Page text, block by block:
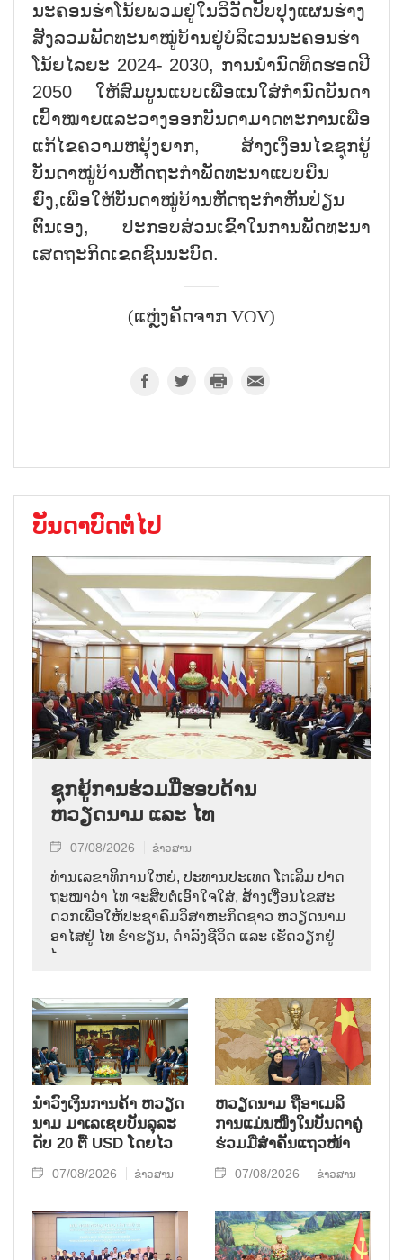
ນະຄອນຮ່າໂນ້ຍພວມຢູ່ໃນວິວັດປັບປຸງແຜນຮ່າງ
ສັງລວມພັດທະນາໝູ່ບ້ານຢູ່ບໍລິເວນນະຄອນຮ່າ
ໂນ້ຍໄລຍະ 2024- 2030, ການນຳນົດທິດຮອດປີ
2050 ໃຫ້ສົມບູນແບບເພື່ອແນໃສ່ກຳນົດບັນດາ
ເປົ້າໝາຍແລະວາງອອກບັນດາມາດຕະການເພື່ອ
ແກ້ໄຂຄວາມຫຍຸ້ງຍາກ, ສ້າງເງື່ອນໄຂຊຸກຍູ້
ບັນດາໝູ່ບ້ານຫັດຖະກຳພັດທະນາແບບຍືນ
ຍົງ,ເພື່ອໃຫ້ບັນດາໝູ່ບ້ານຫັດຖະກຳຫັນປ່ຽນ
ຕົນເອງ, ປະກອບສ່ວນເຂົ້າໃນການພັດທະນາ
ເສດຖະກິດເຂດຊົນນະບົດ.
(ແຫຼ່ງຄັດຈາກ VOV)
ບັນດາບົດຕໍ່ໄປ
ຊຸກຍູ້ການຮ່ວມມືຮອບດ້ານ
ຫວຽດນາມ ແລະ ໄທ
07/08/2026 ຂ່າວສານ
ທ່ານ​ເລ​ຂາ​ທິ​ການ​ໃຫຍ່, ປະ​ທານ​ປະ​ເທດ ໂຕ​ເລິມ ປາດ​
ຖະ​ໜາ​ວ່າ ໄທ​ ຈະ​ສືບ​ຕໍ່​ເອົາ​ໃຈ​ໃສ່, ສ້າງ​ເງື່ອນ​ໄຂ​ສະ​
ດວກ​ເພື່ອ​ໃຫ້​ປະ​ຊາ​ຄົມ​ວ​ິ​ສາ​ຫະ​ກິດ​ຊາວ ຫວຽດ​ນາມ
ອາ​ໄສ​ຢູ່ ໄທ ຮ່ຳ​ຮຽນ, ດຳ​ລົງ​ຊີ​ວິດ ແລະ ເຮັດ​ວຽກ​ຢູ່​
ໄທ.
ນຳ​ວົງ​ເງິນ​ການ​ຄ້າ ຫວຽດ​
ນາມ ມາ​ເລ​ເຊຍ​ບັນ​ລຸ​ລະ​
ດັບ 20 ຕື້ USD ໂດຍ​ໄວ
07/08/2026 ຂ່າວສານ
ຫ​ວຽດ​ນາມ ຖື​ອາ​ເມ​ລິ​
ການ​ແມ່ນ​ໜຶ່ງ​ໃນ​ບັນ​ດາ​ຄູ່​
ຮ່ວມ​ມື​ສຳ​ຄັນ​ແຖວ​ໜ້າ
07/08/2026 ຂ່າວສານ